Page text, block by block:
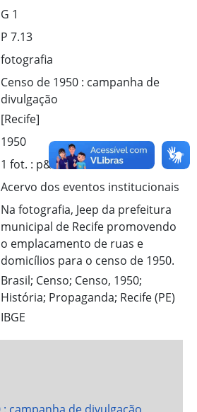
G 1
P 7.13
fotografia
Censo de 1950 : campanha de
divulgação
[Recife]
1950
1 fot. : p&b
Acervo dos eventos institucionais
Na fotografia, Jeep da prefeitura
municipal de Recife promovendo
o emplacamento de ruas e
domicílios para o censo de 1950.
Brasil; Censo; Censo, 1950;
História; Propaganda; Recife (PE)
IBGE